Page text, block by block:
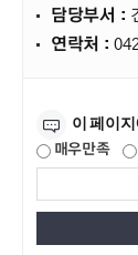
담당부서 :
연락처 :
이 페이
매우만족